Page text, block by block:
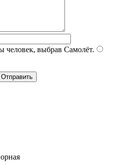
человек, выбрав Самолёт.